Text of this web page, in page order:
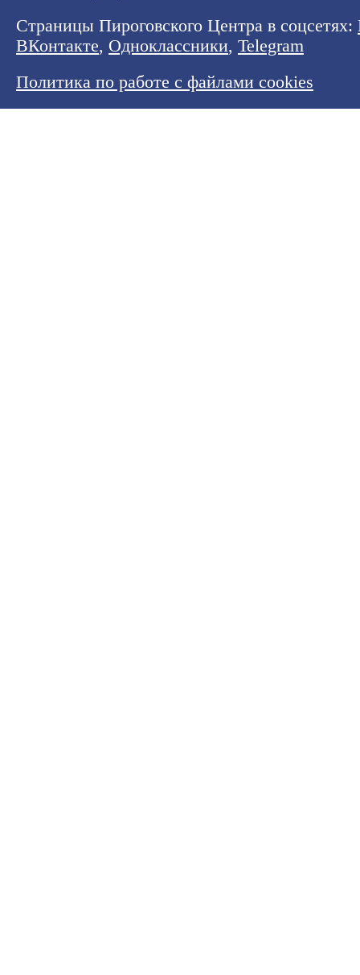
Страницы Пироговского Центра в соцсетях:
ВКонтакте, Одноклассники, Telegram
Политика по работе с файлами cookies